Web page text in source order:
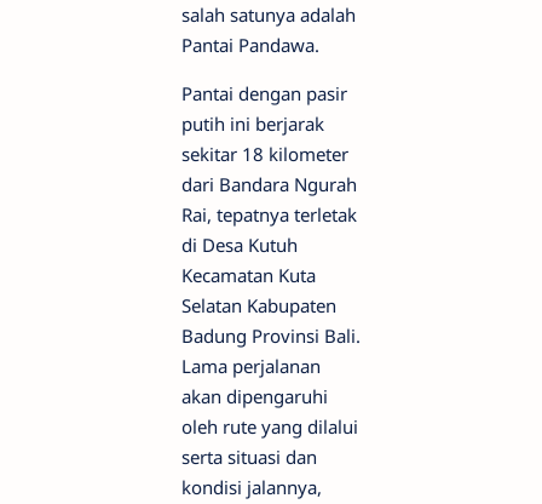
salah satunya adalah
Pantai Pandawa.
Pantai dengan pasir
putih ini berjarak
sekitar 18 kilometer
dari Bandara Ngurah
Rai, tepatnya terletak
di Desa Kutuh
Kecamatan Kuta
Selatan Kabupaten
Badung Provinsi Bali.
Lama perjalanan
akan dipengaruhi
oleh rute yang dilalui
serta situasi dan
kondisi jalannya,